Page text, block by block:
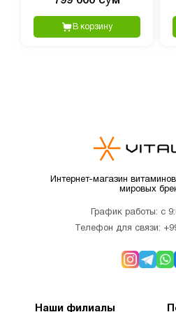
В корзину
Интернет-магазин
мировых
График работы: с
Телефон для связи:
Наши филиалы